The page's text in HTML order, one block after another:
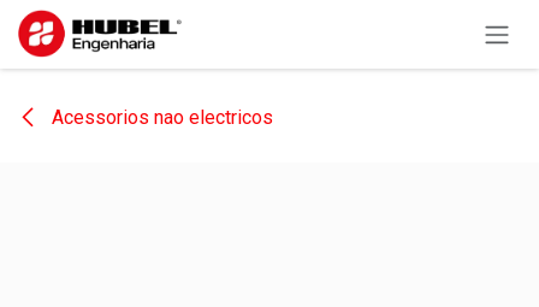
Pular para o conteúdo
Acessorios nao electricos